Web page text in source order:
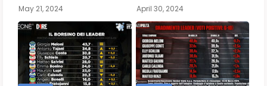
May 21, 2024 April 30, 2024